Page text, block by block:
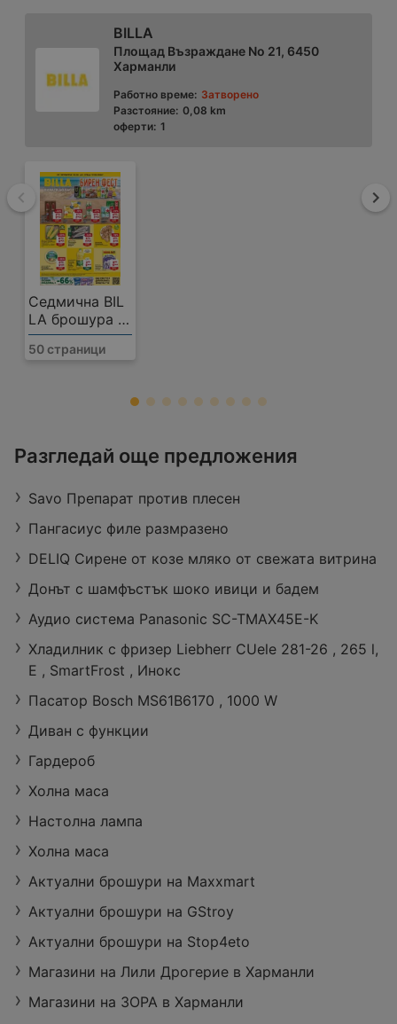
Назад
BILLA
Площад Възраждане No 21, 6450
Харманли
Работно време: Затворено
Разстояние: 0,08 km
оферти: 1
Седмична BIL
LA брошура с
валидност до
12.08.2026
50 страници
Площад Възраждане No 21, 6450
Работно време: Затворено
Разстояние: 0,08 km
оферти:
Седмична BIL
LA брошура с
12.08.2026
50 страници
Разгледай още предложения
Savo Препарат против плесен
Пангасиус филе размразено
DELIQ Сирене от козе мляко от свежата витрина
Донът с шамфъстък шоко ивици и бадем
Аудио система Panasonic SC-TMAX45E-K
Хладилник с фризер Liebherr CUele 281-26 , 265 l,
E , SmartFrost , Инокс
Пасатор Bosch MS61B6170 , 1000 W
Диван с функции
Гардероб
Холна маса
Настолна лампа
Холна маса
Актуални брошури на Maxxmart
Актуални брошури на GStroy
Актуални брошури на Stop4eto
Магазини на Лили Дрогерие в Харманли
Магазини на ЗОРА в Харманли